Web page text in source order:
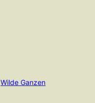
Wilde Ganzen